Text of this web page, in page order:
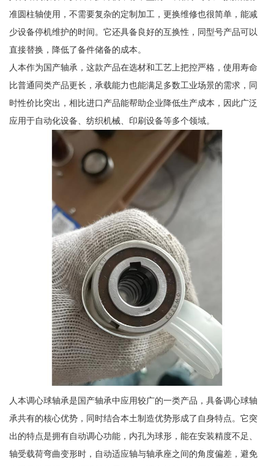
准圆柱轴使用，不需要复杂的定制加工，更换维修也很简单，能减
少设备停机维护的时间。它还具备良好的互换性，同型号产品可以
直接替换，降低了备件储备的成本。
人本作为国产轴承，这款产品在选材和工艺上把控严格，使用寿命
比普通同类产品更长，承载能力也能满足多数工业场景的需求，同
时性价比突出，相比进口产品能帮助企业降低生产成本，因此广泛
应用于自动化设备、纺织机械、印刷设备等多个领域。
人本调心球轴承是国产轴承中应用较广的一类产品，具备调心球轴
承共有的核心优势，同时结合本土制造优势形成了自身特点。它突
出的特点是拥有自动调心功能，内孔为球形，能在安装精度不足、
轴受载荷弯曲变形时，自动适应轴与轴承座之间的角度偏差，避免